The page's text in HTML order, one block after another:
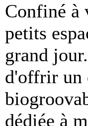
Confiné à
petits
grand
d'offrir un
dédiée à